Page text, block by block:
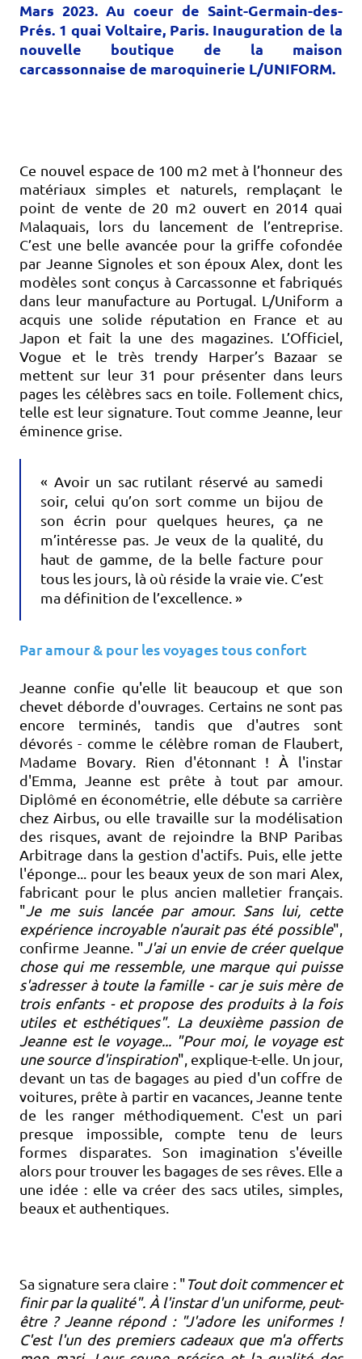
Mars 2023. Au coeur de Saint-Germain-des-
Prés. 1 quai Voltaire, Paris. Inauguration de la
nouvelle boutique de la maison
carcassonnaise de maroquinerie L/UNIFORM.
Ce nouvel espace de 100 m2 met à l’honneur des
matériaux simples et naturels, remplaçant le
point de vente de 20 m2 ouvert en 2014 quai
Malaquais, lors du lancement de l’entreprise.
C’est une belle avancée pour la griffe cofondée
par Jeanne Signoles et son époux Alex, dont les
modèles sont conçus à Carcassonne et fabriqués
dans leur manufacture au Portugal. L/Uniform a
acquis une solide réputation en France et au
Japon et fait la une des magazines. L’Officiel,
Vogue et le très trendy Harper’s Bazaar se
mettent sur leur 31 pour présenter dans leurs
pages les célèbres sacs en toile. Follement chics,
telle est leur signature. Tout comme Jeanne, leur
éminence grise.
« Avoir un sac rutilant réservé au samedi
soir, celui qu’on sort comme un bijou de
son écrin pour quelques heures, ça ne
m’intéresse pas. Je veux de la qualité, du
haut de gamme, de la belle facture pour
tous les jours, là où réside la vraie vie. C’est
ma définition de l’excellence. »
Par amour & pour les voyages tous confort
Jeanne confie qu'elle lit beaucoup et que son
chevet déborde d'ouvrages. Certains ne sont pas
encore terminés, tandis que d'autres sont
dévorés - comme le célèbre roman de Flaubert,
Madame Bovary. Rien d'étonnant ! À l'instar
d'Emma, Jeanne est prête à tout par amour.
Diplômé en économétrie, elle débute sa carrière
chez Airbus, ou elle travaille sur la modélisation
des risques, avant de rejoindre la BNP Paribas
Arbitrage dans la gestion d'actifs. Puis, elle jette
l'éponge... pour les beaux yeux de son mari Alex,
fabricant pour le plus ancien malletier français.
" Je me suis lancée par amour. Sans lui, cette
expérience incroyable n'aurait pas été possible",
confirme Jeanne. " J'ai un envie de créer quelque
chose qui me ressemble, une marque qui puisse
s'adresser à toute la famille - car je suis mère de
trois enfants - et propose des produits à la fois
utiles et esthétiques". La deuxième passion de
Jeanne est le voyage... "Pour moi, le voyage est
une source d'inspiration", explique-t-elle. Un jour,
devant un tas de bagages au pied d'un coffre de
voitures, prête à partir en vacances, Jeanne tente
de les ranger méthodiquement. C'est un pari
presque impossible, compte tenu de leurs
formes disparates. Son imagination s'éveille
alors pour trouver les bagages de ses rêves. Elle a
une idée : elle va créer des sacs utiles, simples,
beaux et authentiques.
Sa signature sera claire : "Tout doit commencer et
finir par la qualité". À l'instar d'un uniforme, peut-
être ? Jeanne répond : "J'adore les uniformes !
C'est l'un des premiers cadeaux que m'a offerts